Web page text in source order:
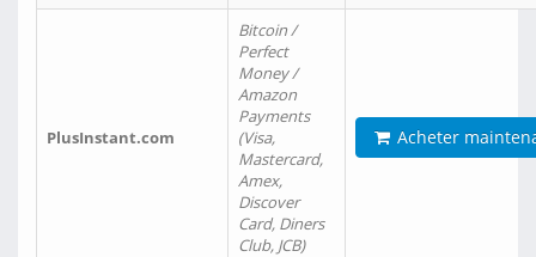
PlusInstant.com
Bitcoin /
Perfect
Money /
Amazon
Payments
(Visa,
Mastercard,
Amex,
Discover
Card, Diners
Club, JCB)
Acheter